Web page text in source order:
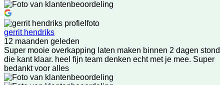
gerrit hendriks
12 maanden geleden
Super mooie overkapping laten maken binnen 2 dagen stond
die kant klaar. heel fijn team denken echt met je mee. Super
bedankt voor alles